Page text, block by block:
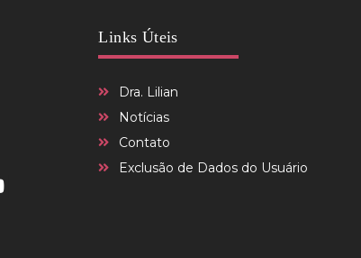
Links Úteis
Dra. Lilian
Notícias
Contato
Exclusão de Dados do Usuário